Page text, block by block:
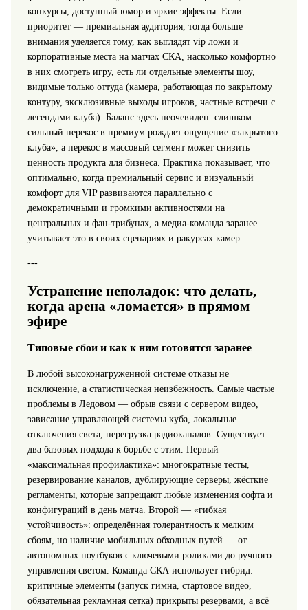
конкурсы, доступный юмор и яркие эффекты. Если
приоритет — премиальная аудитория, тогда больше
внимания уделяется тому, как выглядят vip ложи и
корпоративные места на матчах СКА, насколько комфортно
в них смотреть игру, есть ли отдельные элементы шоу,
видимые только оттуда (камера, работающая по закрытому
контуру, эксклюзивные выходы игроков, частные встречи с
легендами клуба). Баланс здесь неочевиден: слишком
сильный перекос в премиум рождает ощущение «закрытого
клуба», а перекос в массовый сегмент может снизить
ценность продукта для бизнеса. Практика показывает, что
оптимально, когда премиальный сервис и визуальный
комфорт для VIP развиваются параллельно с
демократичными и громкими активностями на
центральных и фан‑трибунах, а медиа-команда заранее
учитывает это в своих сценариях и ракурсах камер.
---
Устранение неполадок: что делать,
когда арена «ломается» в прямом
эфире
Типовые сбои и как к ним готовятся заранее
В любой высоконагруженной системе отказы не
исключение, а статистическая неизбежность. Самые частые
проблемы в Ледовом — обрыв связи с сервером видео,
зависание управляющей системы куба, локальные
отключения света, перегрузка радиоканалов. Существует
два базовых подхода к борьбе с этим. Первый —
«максимальная профилактика»: многократные тесты,
резервирование каналов, дублирующие серверы, жёсткие
регламенты, которые запрещают любые изменения софта и
конфигураций в день матча. Второй — «гибкая
устойчивость»: определённая толерантность к мелким
сбоям, но наличие мобильных обходных путей — от
автономных ноутбуков с ключевыми роликами до ручного
управления светом. Команда СКА использует гибрид:
критичные элементы (запуск гимна, стартовое видео,
обязательная рекламная сетка) прикрыты резервами, а всё